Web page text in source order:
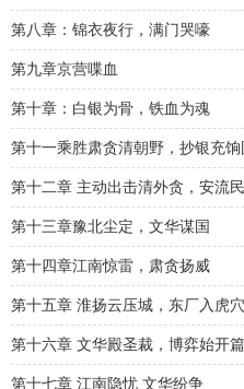
第八章：锦衣夜行，满门哭嚎
第九章京营喋血
第十章：白银为骨，铁血为魂
第十一乘胜肃贪清朝野，抄银充饷
第十二章 主动出击清外贪，安流
第十三章豫北尘定，文华谋国
第十四章江南惊雷，肃贪扬威
第十五章 淮扬云压城，东厂入虎穴
第十六章 文华殿圣裁，博弈始开篇
第十七章 江南隐忧 文华纷争